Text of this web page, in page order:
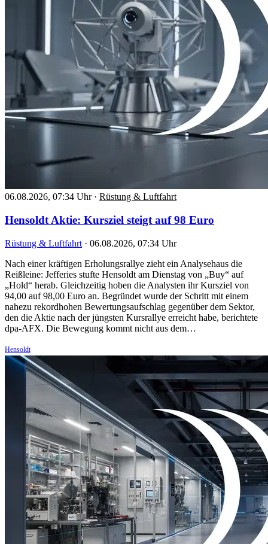
06.08.2026, 07:34 Uhr · Rüstung & Luftfahrt
Hensoldt Aktie: Kursziel steigt auf 98 Euro
Rüstung & Luftfahrt · 06.08.2026, 07:34 Uhr
Nach einer kräftigen Erholungsrallye zieht ein Analysehaus die
Reißleine: Jefferies stufte Hensoldt am Dienstag von „Buy“ auf
„Hold“ herab. Gleichzeitig hoben die Analysten ihr Kursziel von
94,00 auf 98,00 Euro an. Begründet wurde der Schritt mit einem
nahezu rekordhohen Bewertungsaufschlag gegenüber dem Sektor,
den die Aktie nach der jüngsten Kursrallye erreicht habe, berichtete
dpa-AFX. Die Bewegung kommt nicht aus dem…
Hensoldt